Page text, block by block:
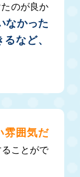
のが良か
なかった
など、
雰囲気だ
ことがで